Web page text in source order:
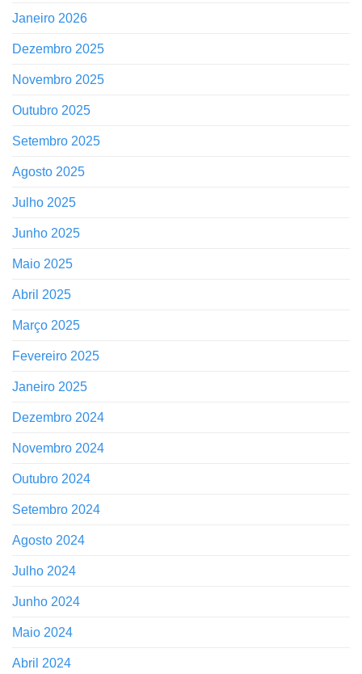
Janeiro 2026
Dezembro 2025
Novembro 2025
Outubro 2025
Setembro 2025
Agosto 2025
Julho 2025
Junho 2025
Maio 2025
Abril 2025
Março 2025
Fevereiro 2025
Janeiro 2025
Dezembro 2024
Novembro 2024
Outubro 2024
Setembro 2024
Agosto 2024
Julho 2024
Junho 2024
Maio 2024
Abril 2024